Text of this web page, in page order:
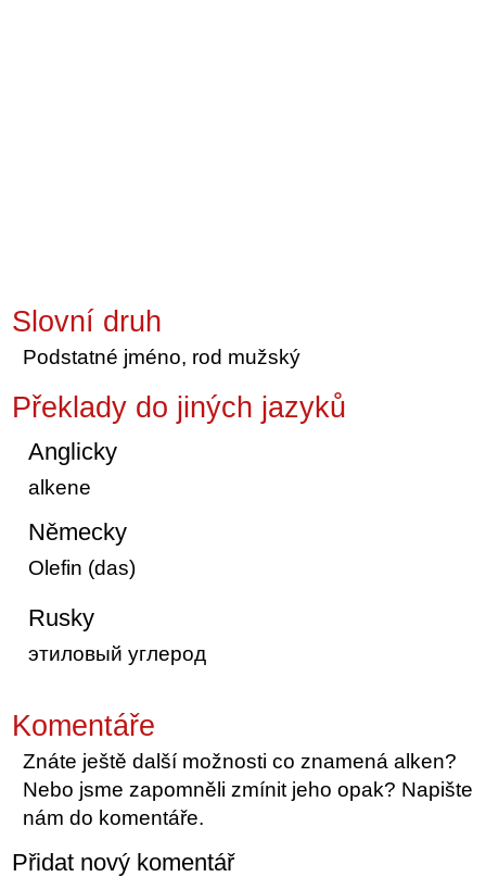
Slovní druh
Podstatné jméno, rod mužský
Překlady do jiných jazyků
Anglicky
alkene
Německy
Olefin (das)
Rusky
этиловый углерод
Komentáře
Znáte ještě další možnosti co znamená alken?
Nebo jsme zapomněli zmínit jeho opak? Napište
nám do komentáře.
Přidat nový komentář